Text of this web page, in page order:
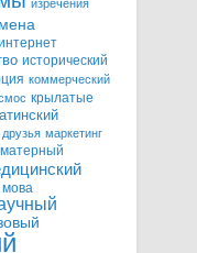
изречения
исторический
коммерческий
крылатые
маркетинг
матерный
мова